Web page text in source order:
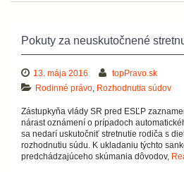
Pokuty za neuskutočnené
13. mája 2016
topPravo.sk
Rodinné právo, Rozhodnutia súdov
Zástupkyňa vlády SR pred ESĽP
nárast oznámení o prípadoch
sa nedarí uskutočniť stretnutie rodiča s
rozhodnutiu súdu. K ukladaniu týchto
predchádzajúceho skúmania dôvodov,